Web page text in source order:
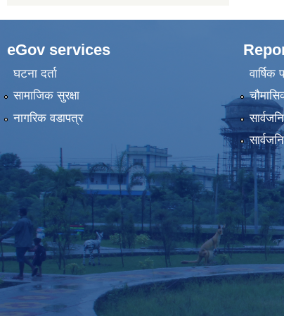
eGov services
घटना दर्ता
सामाजिक सुरक्षा
नागरिक वडापत्र
वार्षिक